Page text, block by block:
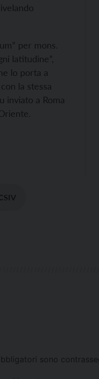
per mons.
latitudine”,
lo porta a
la stessa
inviato a Roma
sono